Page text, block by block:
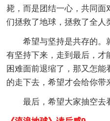
毙，而是团结一心，共同
们拯救了地球，拯救了全人
希望与坚持是共存的。
有坚持下来，走到最后，才
困难面前退缩了，那又怎
的走下去，希望才会给你带
最后，希望大家抽空去